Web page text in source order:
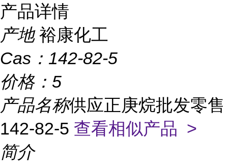
产品详情
产地 裕康化工
Cas： 142-82-5
价格： 5
产品名称供应正庚烷批发零售
142-82-5 查看相似产品 >
简介